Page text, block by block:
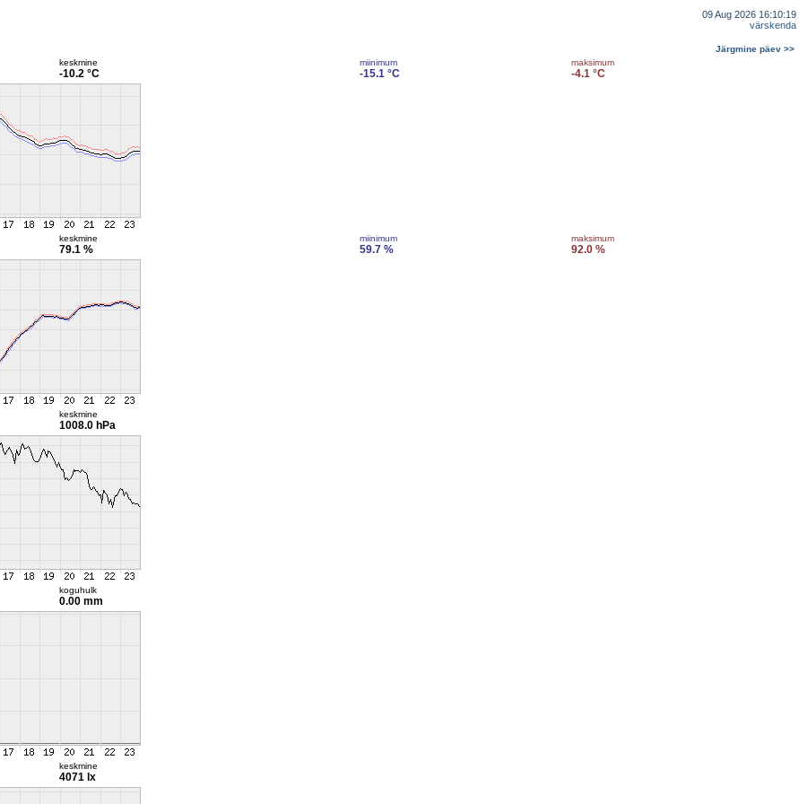
09 Aug 2026 16:10:19
värskenda
Järgmine päev >>
keskmine
-10.2 °C
miinimum
-15.1 °C
maksimum
-4.1 °C
keskmine
79.1 %
miinimum
59.7 %
maksimum
92.0 %
keskmine
1008.0 hPa
koguhulk
0.00 mm
keskmine
4071 lx